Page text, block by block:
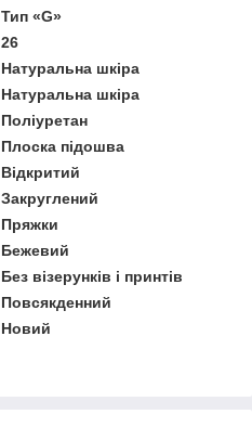
Тип «G»
26
Натуральна шкіра
Натуральна шкіра
Поліуретан
Плоска підошва
Відкритий
Закруглений
Пряжки
Бежевий
Без візерунків і принтів
Повсякденний
Новий